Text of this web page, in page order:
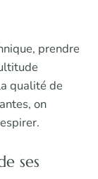
prendre
qualité de
on
ses